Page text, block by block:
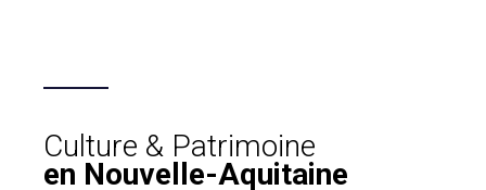
Culture & Patrimoine
en Nouvelle-Aquitaine